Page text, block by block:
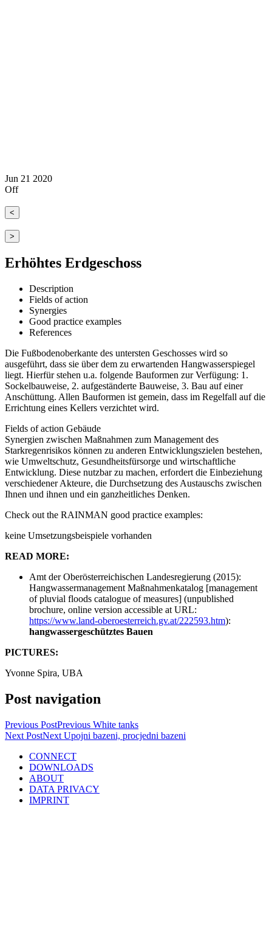
Jun 21 2020
Off
<
>
Erhöhtes Erdgeschoss
Description
Fields of action
Synergies
Good practice examples
References
Die Fußbodenoberkante des untersten Geschosses wird so
ausgeführt, dass sie über dem zu erwartenden Hangwasserspiegel
liegt. Hierfür stehen u.a. folgende Bauformen zur Verfügung: 1.
Sockelbauweise, 2. aufgeständerte Bauweise, 3. Bau auf einer
Anschüttung. Allen Bauformen ist gemein, dass im Regelfall auf die
Errichtung eines Kellers verzichtet wird.
Fields of action Gebäude
Synergien zwischen Maßnahmen zum Management des
Starkregenrisikos können zu anderen Entwicklungszielen bestehen,
wie Umweltschutz, Gesundheitsfürsorge und wirtschaftliche
Entwicklung. Diese nutzbar zu machen, erfordert die Einbeziehung
verschiedener Akteure, die Durchsetzung des Austauschs zwischen
Ihnen und ihnen und ein ganzheitliches Denken.
Check out the RAINMAN good practice examples:
keine Umsetzungsbeispiele vorhanden
READ MORE:
Amt der Oberösterreichischen Landesregierung (2015):
Hangwassermanagement Maßnahmenkatalog [management
of pluvial floods catalogue of measures] (unpublished
brochure, online version accessible at URL:
https://www.land-oberoesterreich.gv.at/222593.htm):
hangwassergeschütztes Bauen
PICTURES:
Yvonne Spira, UBA
Post navigation
Previous PostPrevious White tanks
Next PostNext Upojni bazeni, procjedni bazeni
CONNECT
DOWNLOADS
ABOUT
DATA PRIVACY
IMPRINT